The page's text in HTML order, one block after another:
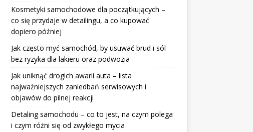
Kosmetyki samochodowe dla początkujących –
co się przydaje w detailingu, a co kupować
dopiero później
Jak często myć samochód, by usuwać brud i sól
bez ryzyka dla lakieru oraz podwozia
Jak uniknąć drogich awarii auta – lista
najważniejszych zaniedbań serwisowych i
objawów do pilnej reakcji
Detaling samochodu – co to jest, na czym polega
i czym różni się od zwykłego mycia